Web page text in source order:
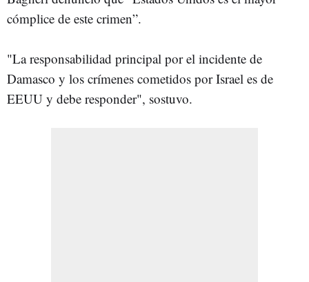
cómplice de este crimen”.
"La responsabilidad principal por el incidente de
Damasco y los crímenes cometidos por Israel es de
EEUU y debe responder", sostuvo.